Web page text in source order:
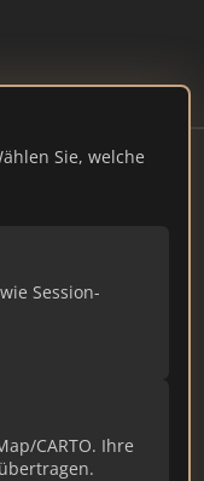
Sie, welche
Session-
CARTO. Ihre
|
Tel